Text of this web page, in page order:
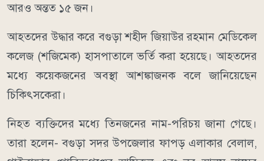
আরও অন্তত ১৫ জন।
আহতদের উদ্ধার করে বগুড়া শহীদ জিয়াউর রহমান মেডিকেল
কলেজ (শজিমেক) হাসপাতালে ভর্তি করা হয়েছে। আহতদের
মধ্যে কয়েকজনের অবস্থা আশঙ্কাজনক বলে জানিয়েছেন
চিকিৎসকেরা।
নিহত ব্যক্তিদের মধ্যে তিনজনের নাম-পরিচয় জানা গেছে।
তারা হলেন- বগুড়া সদর উপজেলার ফাপড় এলাকার বেলাল,